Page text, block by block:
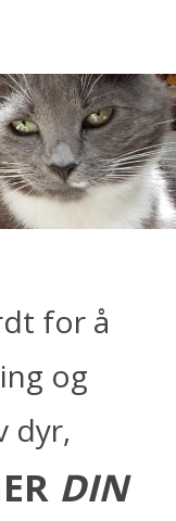
for å
og
dyr,
DIN